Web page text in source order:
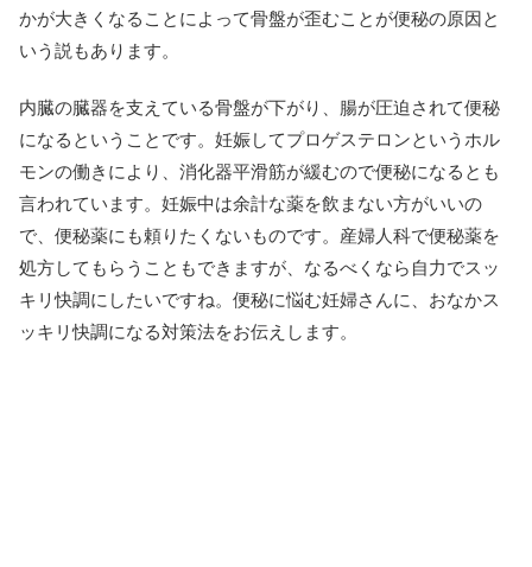
かが大きくなることによって骨盤が歪むことが便秘の原因と
いう説もあります。
内臓の臓器を支えている骨盤が下がり、腸が圧迫されて便秘
になるということです。妊娠してプロゲステロンというホル
モンの働きにより、消化器平滑筋が緩むので便秘になるとも
言われています。妊娠中は余計な薬を飲まない方がいいの
で、便秘薬にも頼りたくないものです。産婦人科で便秘薬を
処方してもらうこともできますが、なるべくなら自力でスッ
キリ快調にしたいですね。便秘に悩む妊婦さんに、おなかス
ッキリ快調になる対策法をお伝えします。